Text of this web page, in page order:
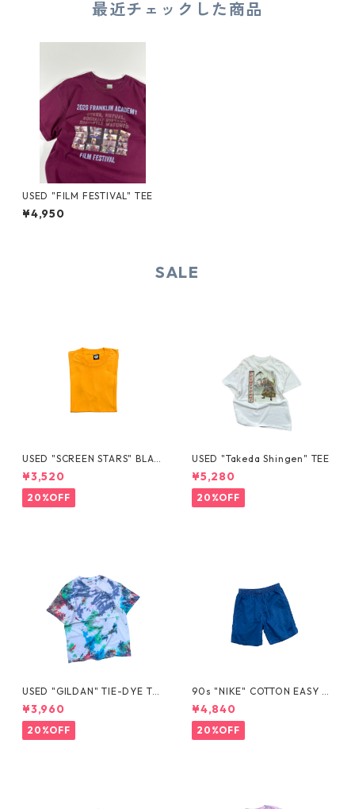
最近チェックした商品
USED "FILM FESTIVAL" TEE
¥4,950
SALE
USED "SCREEN STARS" BLAN
K TEE
¥3,520
20%OFF
USED "Takeda Shingen" TEE
¥5,280
20%OFF
USED "GILDAN" TIE-DYE TE
E
¥3,960
20%OFF
90s "NIKE" COTTON EASY S
HORTS
¥4,840
20%OFF